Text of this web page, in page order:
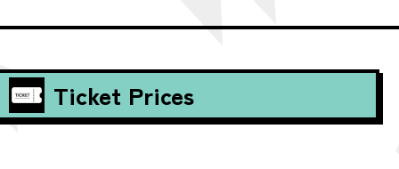
Ticket Prices